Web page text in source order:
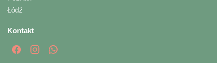
Łódź
Kontakt